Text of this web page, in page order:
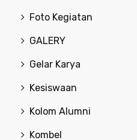
Foto Kegiatan
GALERY
Gelar Karya
Kesiswaan
Kolom Alumni
Kombel